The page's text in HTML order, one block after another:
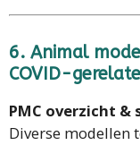
6. Animal
COVID-
PMC overzicht &
Diverse modellen